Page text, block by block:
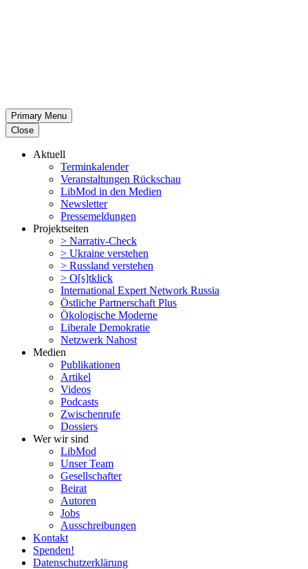
Primary Menu
Close
Aktuell
Termin­ka­lender
Veran­stal­tungen Rückschau
LibMod in den Medien
Newsletter
Presse­mel­dungen
Projekt­seiten
> Narrativ-Check
> Ukraine verstehen
> Russland verstehen
> O[s]tklick
Inter­na­tional Expert Network Russia
Östliche Partner­schaft Plus
Ökolo­gische Moderne
Liberale Demokratie
Netzwerk Nahost
Medien
Publi­ka­tionen
Artikel
Videos
Podcasts
Zwischenrufe
Dossiers
Wer wir sind
LibMod
Unser Team
Gesell­schafter
Beirat
Autoren
Jobs
Ausschrei­bungen
Kontakt
Spenden!
Daten­schutz­er­klärung